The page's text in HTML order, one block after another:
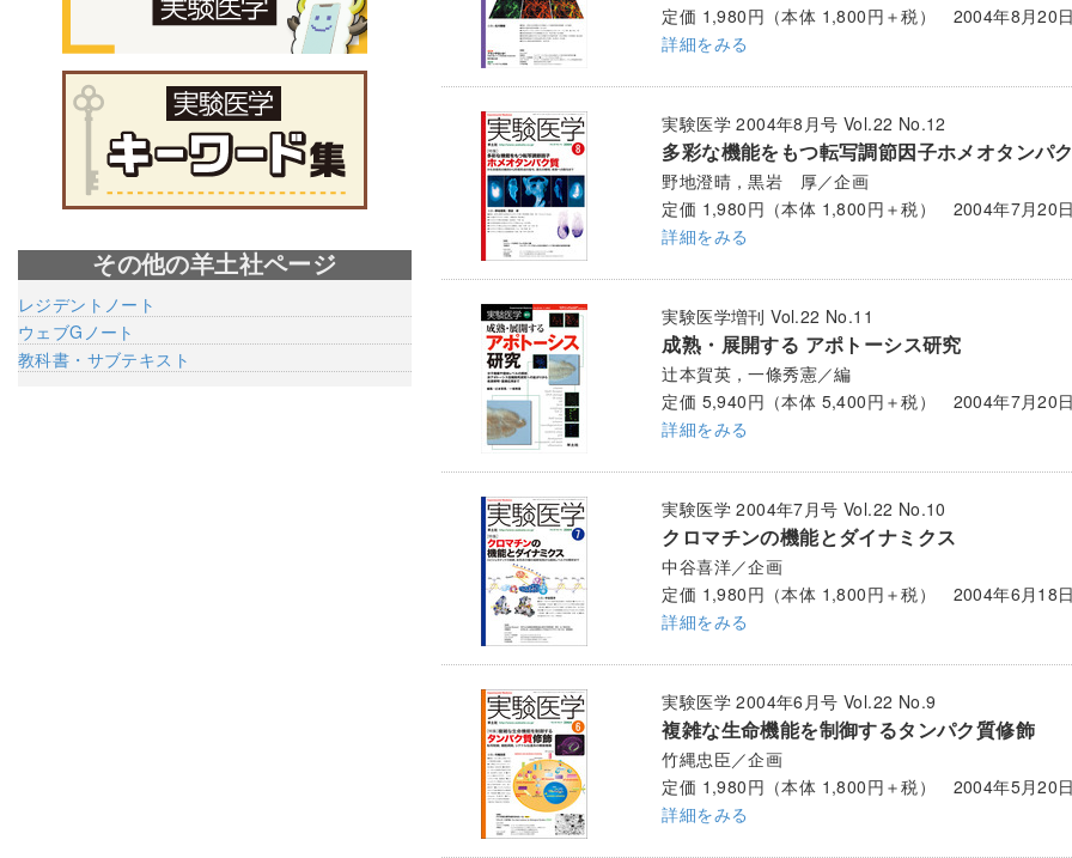
定価 1,980円（本体 1,800円＋税） 2004年8月20
詳細をみる
実験医学 2004年8月号 Vol.22 No.12
多彩な機能をもつ転写調節因子ホメオタンパ
野地澄晴，黒岩 厚／企画
定価 1,980円（本体 1,800円＋税） 2004年7月20
詳細をみる
実験医学増刊 Vol.22 No.11
成熟・展開する アポトーシス研究
辻本賀英，一條秀憲／編
定価 5,940円（本体 5,400円＋税） 2004年7月20
詳細をみる
実験医学 2004年7月号 Vol.22 No.10
クロマチンの機能とダイナミクス
中谷喜洋／企画
定価 1,980円（本体 1,800円＋税） 2004年6月18
詳細をみる
実験医学 2004年6月号 Vol.22 No.9
複雑な生命機能を制御するタンパク質修飾
竹縄忠臣／企画
定価 1,980円（本体 1,800円＋税） 2004年5月20
詳細をみる
その他の羊土社ページ
レジデントノート
ウェブGノート
教科書・サブテキスト